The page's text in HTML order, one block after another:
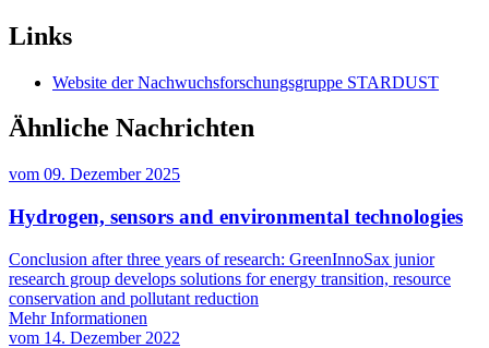
Links
Website der Nachwuchsforschungsgruppe STARDUST
Ähnliche Nachrichten
vom 09. Dezember 2025
Hydrogen, sensors and environmental technologies
Conclusion after three years of research: GreenInnoSax junior
research group develops solutions for energy transition, resource
conservation and pollutant reduction
Mehr Informationen
vom 14. Dezember 2022